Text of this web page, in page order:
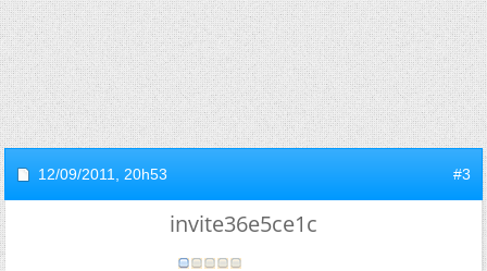
12/09/2011, 20h53 #3
invite36e5ce1c